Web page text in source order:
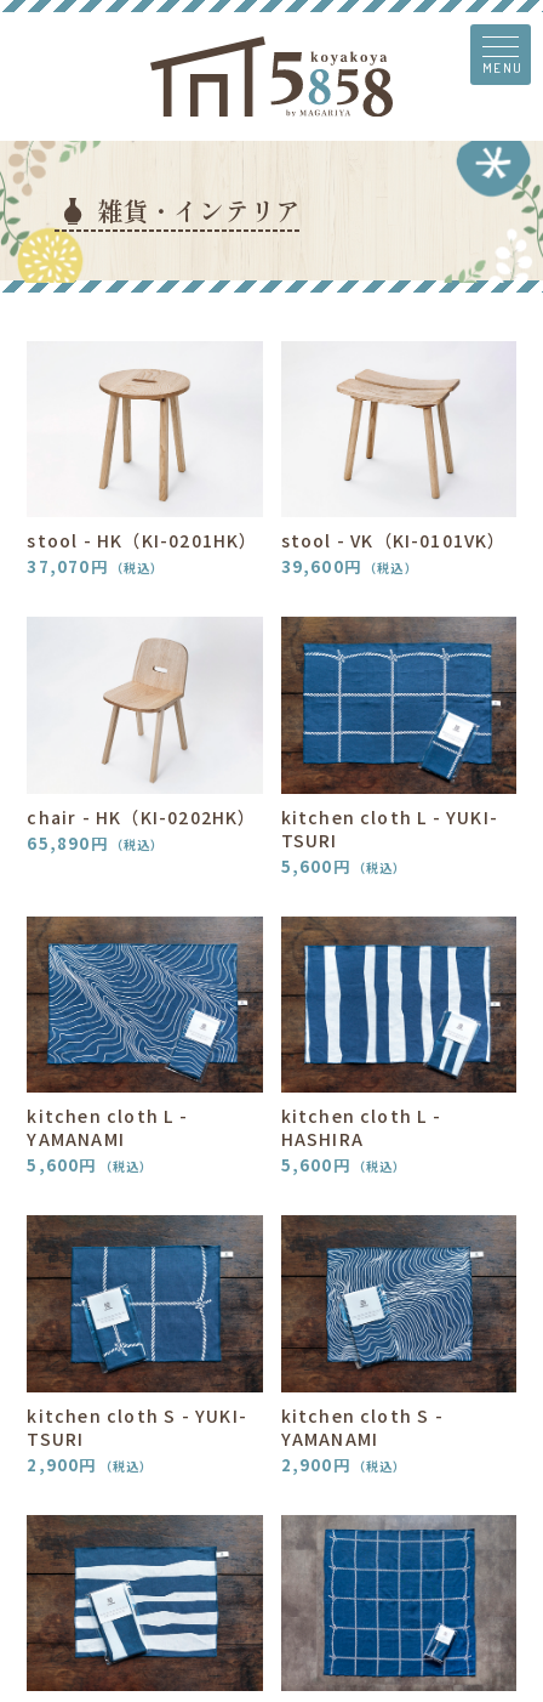
MENU
雑貨・インテリア
stool - HK（KI-0201HK）
37,070円 （税込）
stool - VK（KI-0101VK）
39,600円 （税込）
chair - HK（KI-0202HK）
65,890円 （税込）
kitchen cloth L - YUKI-
TSURI
5,600円 （税込）
kitchen cloth L -
YAMANAMI
5,600円 （税込）
kitchen cloth L -
HASHIRA
5,600円 （税込）
kitchen cloth S - YUKI-
TSURI
2,900円 （税込）
kitchen cloth S -
YAMANAMI
2,900円 （税込）